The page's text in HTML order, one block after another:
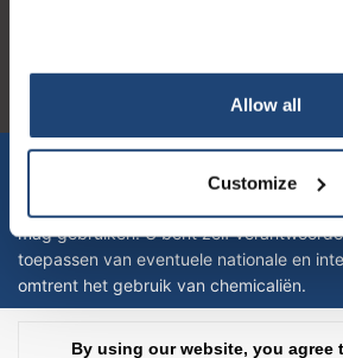
Allow all
Customize
Let op! Op onze productomschrijvingen
verleend worden en zijn enkel ter
mag gebruiken. U bent zelf
toepassen van eventuele nationale en
omtrent het gebruik van chemicaliën.
By using our website, you agree